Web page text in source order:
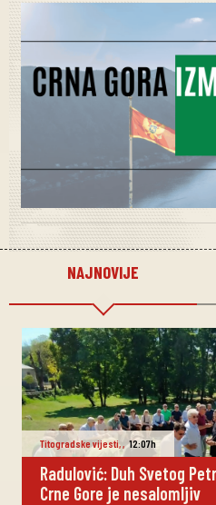
NAJNOVIJE
Titogradske vijesti,, 12:07h
Radulović: Duh Svetog
Crne Gore je nesalomljiv